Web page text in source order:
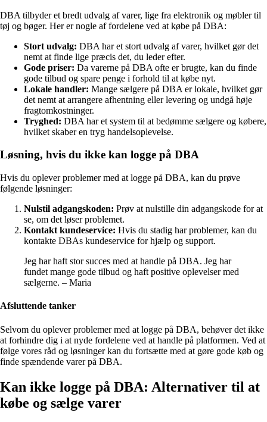
DBA tilbyder et bredt udvalg af varer, lige fra elektronik og møbler til
tøj og bøger. Her er nogle af fordelene ved at købe på DBA:
Stort udvalg: DBA har et stort udvalg af varer, hvilket gør det
nemt at finde lige præcis det, du leder efter.
Gode priser: Da varerne på DBA ofte er brugte, kan du finde
gode tilbud og spare penge i forhold til at købe nyt.
Lokale handler: Mange sælgere på DBA er lokale, hvilket gør
det nemt at arrangere afhentning eller levering og undgå høje
fragtomkostninger.
Tryghed: DBA har et system til at bedømme sælgere og købere,
hvilket skaber en tryg handelsoplevelse.
Løsning, hvis du ikke kan logge på DBA
Hvis du oplever problemer med at logge på DBA, kan du prøve
følgende løsninger:
Nulstil adgangskoden: Prøv at nulstille din adgangskode for at
se, om det løser problemet.
Kontakt kundeservice: Hvis du stadig har problemer, kan du
kontakte DBAs kundeservice for hjælp og support.
Jeg har haft stor succes med at handle på DBA. Jeg har
fundet mange gode tilbud og haft positive oplevelser med
sælgerne. – Maria
Afsluttende tanker
Selvom du oplever problemer med at logge på DBA, behøver det ikke
at forhindre dig i at nyde fordelene ved at handle på platformen. Ved at
følge vores råd og løsninger kan du fortsætte med at gøre gode køb og
finde spændende varer på DBA.
Kan ikke logge på DBA: Alternativer til at
købe og sælge varer